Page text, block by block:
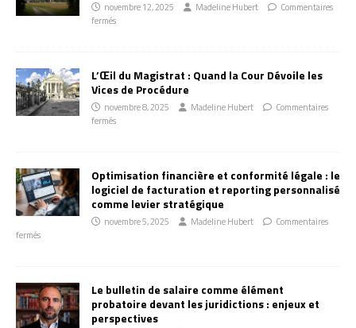
novembre 12, 2025 Madeline Hubert
Commentaires
fermés
L’Œil du Magistrat : Quand la Cour Dévoile les
Vices de Procédure
novembre 8, 2025 Madeline Hubert
Commentaires
fermés
Optimisation financière et conformité légale : le
logiciel de facturation et reporting personnalisé
comme levier stratégique
novembre 5, 2025 Madeline Hubert
Commentaires
fermés
Le bulletin de salaire comme élément
probatoire devant les juridictions : enjeux et
perspectives